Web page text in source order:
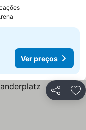
Ver preços
Ver preços
Partilhar